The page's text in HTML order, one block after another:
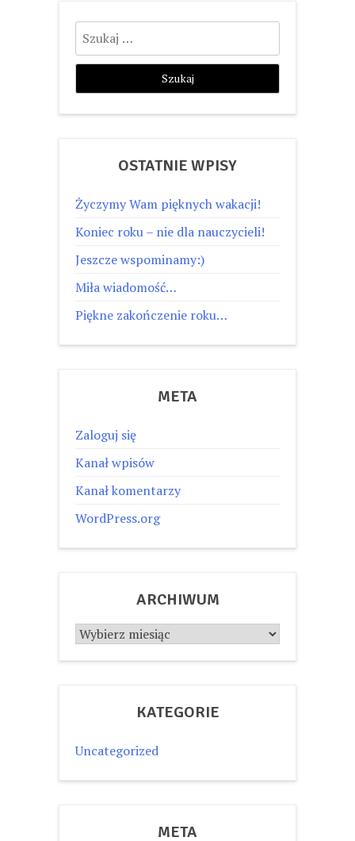
Szukaj:
OSTATNIE WPISY
Życzymy Wam pięknych wakacji!
Koniec roku – nie dla nauczycieli!
Jeszcze wspominamy:)
Miła wiadomość…
Piękne zakończenie roku…
META
Zaloguj się
Kanał wpisów
Kanał komentarzy
WordPress.org
ARCHIWUM
Archiwum
KATEGORIE
Uncategorized
META